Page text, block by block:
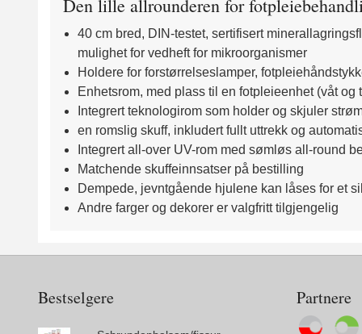
Den lille allrounderen for
40 cm bred, DIN-testet, sertifisert
mulighet for vedheft for mikroorganismer
Holdere for forstørrelseslamper,
Enhetsrom, med plass til en fotpleieenhet (våt og
Integrert teknologirom som holder og skjuler
en romslig skuff, inkludert fullt uttrekk og
Integrert all-over UV-rom med sømløs all-round
Matchende skuffeinnsatser på bestilling
Dempede, jevntgående hjulene kan låses for et
Andre farger og dekorer er valgfritt tilgjengelig
Bestselgere Partnere